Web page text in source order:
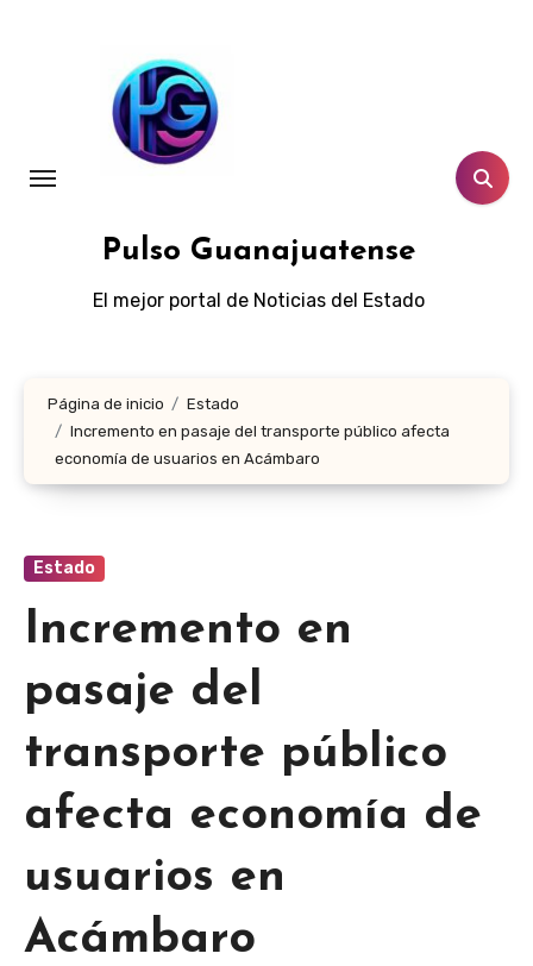
Pulso Guanajuatense
El mejor portal de Noticias del Estado
Página de inicio
Estado
Incremento en pasaje del transporte público afecta
economía de usuarios en Acámbaro
Estado
Incremento en
pasaje del
transporte público
afecta economía de
usuarios en
Acámbaro